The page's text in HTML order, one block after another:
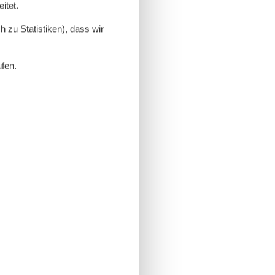
zu Statistiken), dass wir